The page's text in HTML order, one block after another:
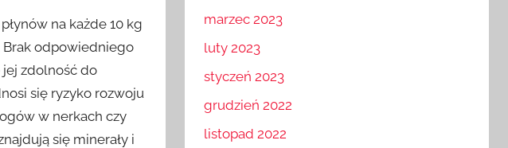
na każde 10 kg
Brak odpowiedniego
jej zdolność do
się ryzyko rozwoju
w nerkach czy
się minerały i
marzec 2023
luty 2023
styczeń 2023
grudzień 2022
listopad 2022